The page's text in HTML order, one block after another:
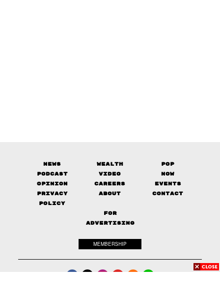
News Wealth
Pop
Podcast
Video
Now
Opinion
Careers
Events
Privacy
Policy
About Contact
FOR
ADVERTISING
MEMBERSHIP